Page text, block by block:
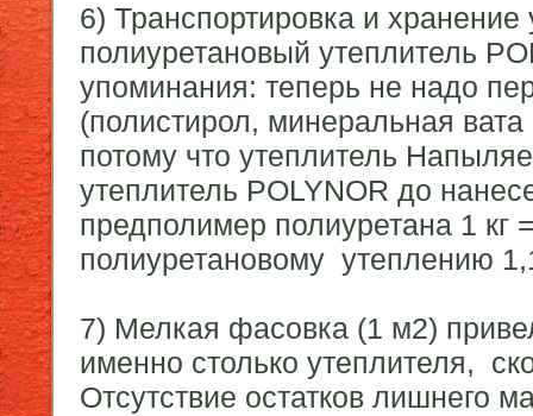
6) Транспортировка и
полиуретановый утеплитель
упоминания: теперь не надо
(полистирол, минеральная
потому что утеплитель
утеплитель POLYNOR до
предполимер полиуретана 1 кг
полиуретановому утеплению
7) Мелкая фасовка (1 м2)
именно столько утеплителя,
Отсутствие остатков лишнего